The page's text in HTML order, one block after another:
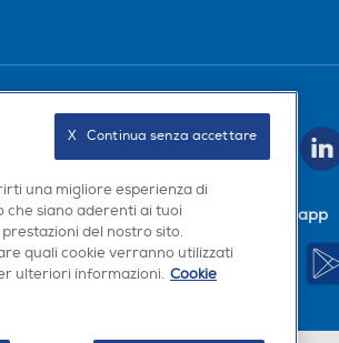
Seguici sui social
Scarica la nostra app
una migliore esperienza di
che siano aderenti ai tuoi
del nostro sito.
quali cookie verranno utilizzati
ulteriori informazioni. Cookie
X   Continua senza accettare